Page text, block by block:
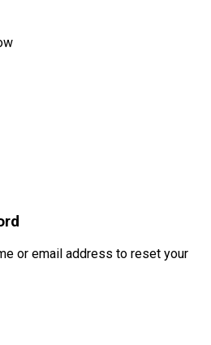
or email address to reset your